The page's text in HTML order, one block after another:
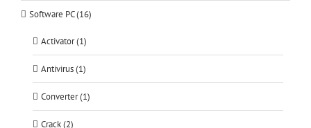
Software PC (16)
Activator (1)
Antivirus (1)
Converter (1)
Crack (2)